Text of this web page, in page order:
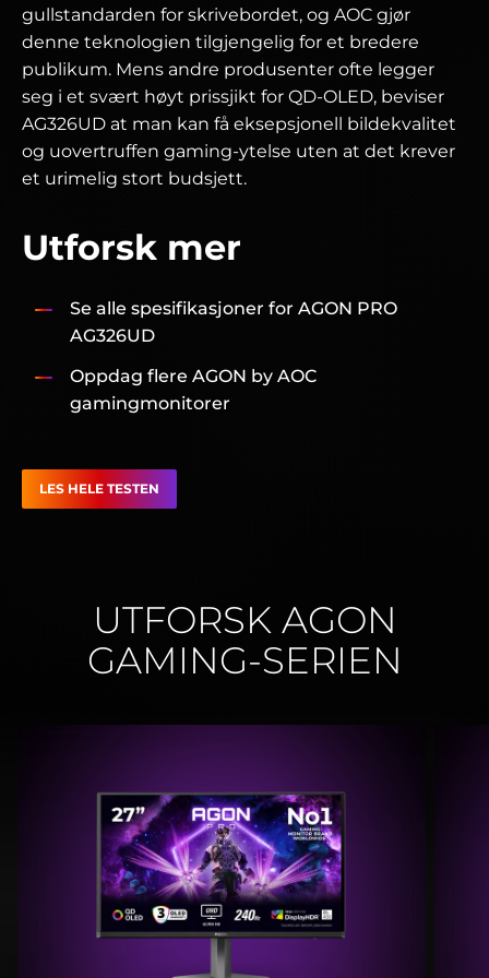
gullstandarden for skrivebordet, og AOC gjør
denne teknologien tilgjengelig for et bredere
publikum. Mens andre produsenter ofte legger
seg i et svært høyt prissjikt for QD-OLED, beviser
AG326UD at man kan få eksepsjonell bildekvalitet
og uovertruffen gaming-ytelse uten at det krever
et urimelig stort budsjett.
Utforsk mer
Se alle spesifikasjoner for AGON PRO
AG326UD
Oppdag flere AGON by AOC
gamingmonitorer
LES HELE TESTEN
UTFORSK AGON
GAMING-SERIEN